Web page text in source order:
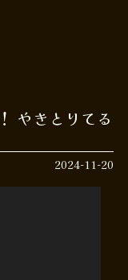
やきとりてる
2024-11-20